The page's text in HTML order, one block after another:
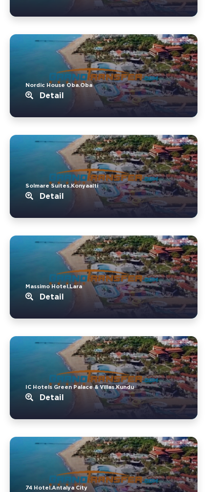
Nordic House Oba.Oba
Detail
Solmare Suites.Konyaalti
Detail
Massimo Hotel.Lara
Detail
IC Hotels Green Palace & Villas.Kundu
Detail
74 Hotel.Antalya City